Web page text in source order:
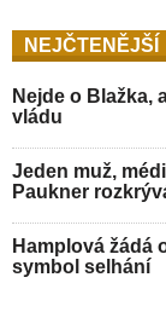
NEJČTENĚJŠÍ
Nejde o Blažka,
vládu
Jeden muž,
Paukner
Hamplová žádá
symbol selhání